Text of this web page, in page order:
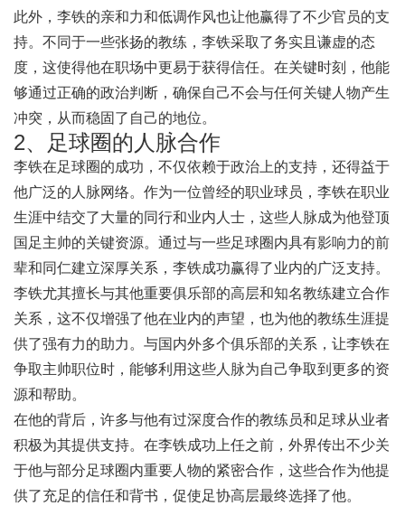
此外，李铁的亲和力和低调作风也让他赢得了不少官员的支
持。不同于一些张扬的教练，李铁采取了务实且谦虚的态
度，这使得他在职场中更易于获得信任。在关键时刻，他能
够通过正确的政治判断，确保自己不会与任何关键人物产生
冲突，从而稳固了自己的地位。
2、足球圈的人脉合作
李铁在足球圈的成功，不仅依赖于政治上的支持，还得益于
他广泛的人脉网络。作为一位曾经的职业球员，李铁在职业
生涯中结交了大量的同行和业内人士，这些人脉成为他登顶
国足主帅的关键资源。通过与一些足球圈内具有影响力的前
辈和同仁建立深厚关系，李铁成功赢得了业内的广泛支持。
李铁尤其擅长与其他重要俱乐部的高层和知名教练建立合作
关系，这不仅增强了他在业内的声望，也为他的教练生涯提
供了强有力的助力。与国内外多个俱乐部的关系，让李铁在
争取主帅职位时，能够利用这些人脉为自己争取到更多的资
源和帮助。
在他的背后，许多与他有过深度合作的教练员和足球从业者
积极为其提供支持。在李铁成功上任之前，外界传出不少关
于他与部分足球圈内重要人物的紧密合作，这些合作为他提
供了充足的信任和背书，促使足协高层最终选择了他。